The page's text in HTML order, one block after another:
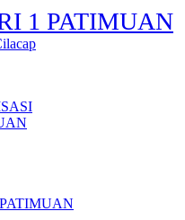
1 PATIMUAN